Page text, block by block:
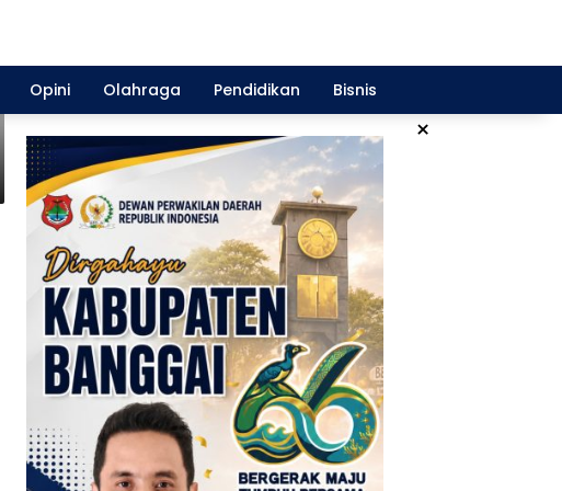
Opini Olahraga Pendidikan Bisnis
×